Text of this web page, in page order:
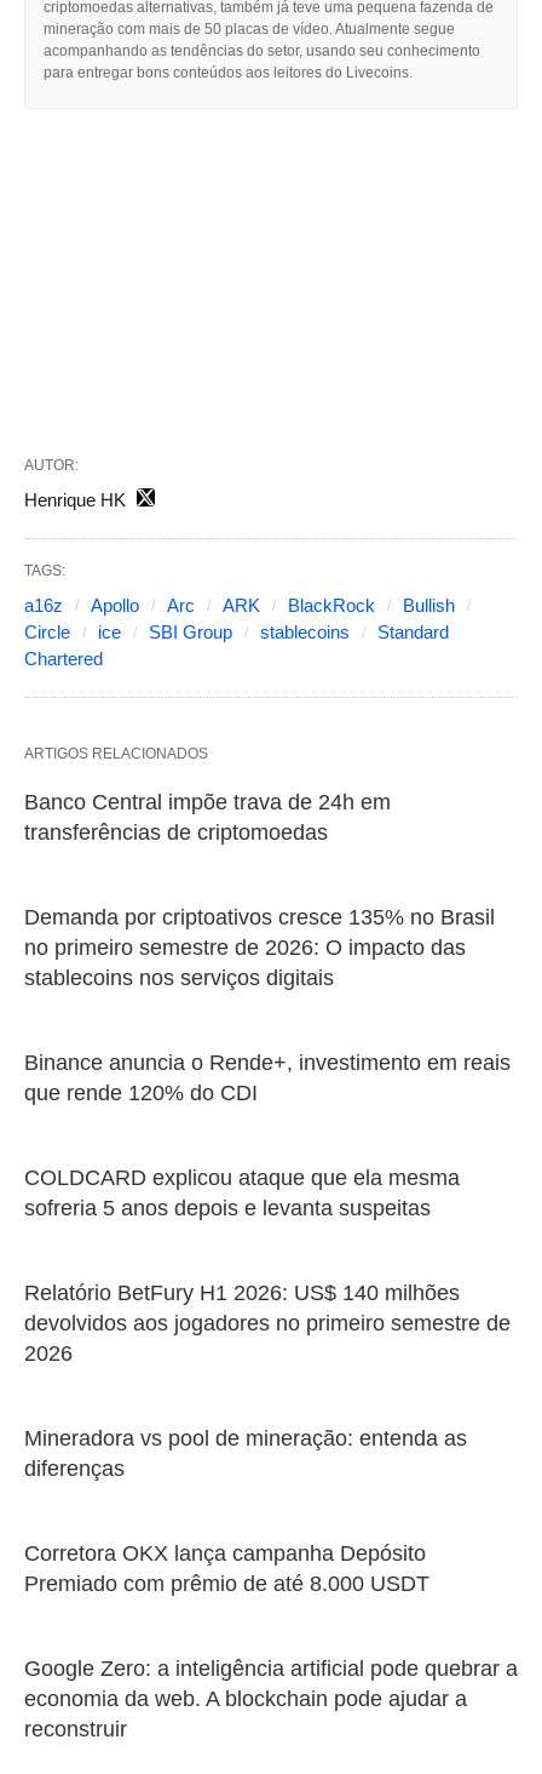
criptomoedas alternativas, também já teve uma pequena fazenda de
mineração com mais de 50 placas de vídeo. Atualmente segue
acompanhando as tendências do setor, usando seu conhecimento
para entregar bons conteúdos aos leitores do Livecoins.
AUTOR:
Henrique HK
TAGS:
a16z Apollo Arc ARK BlackRock
Bullish
Circle
ice SBI Group stablecoins
Standard
Chartered
ARTIGOS RELACIONADOS
Banco Central impõe trava de 24h em
transferências de criptomoedas
Demanda por criptoativos cresce 135% no Brasil
no primeiro semestre de 2026: O impacto das
stablecoins nos serviços digitais
Binance anuncia o Rende+, investimento em reais
que rende 120% do CDI
COLDCARD explicou ataque que ela mesma
sofreria 5 anos depois e levanta suspeitas
Relatório BetFury H1 2026: US$ 140 milhões
devolvidos aos jogadores no primeiro semestre de
2026
Mineradora vs pool de mineração: entenda as
diferenças
Corretora OKX lança campanha Depósito
Premiado com prêmio de até 8.000 USDT
Google Zero: a inteligência artificial pode quebrar a
economia da web. A blockchain pode ajudar a
reconstruir